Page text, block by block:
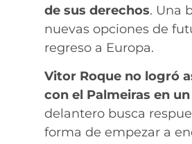
de sus derechos. Una
nuevas opciones de
regreso a Europa.
Vitor Roque no logró
con el Palmeiras en
delantero busca
forma de empezar a